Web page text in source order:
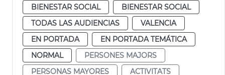
BIENESTAR SOCIAL
BIENESTAR SOCIAL
TODAS LAS AUDIENCIAS
VALENCIA
EN PORTADA
EN PORTADA TEMÁTICA
NORMAL
PERSONES MAJORS
PERSONAS MAYORES
ACTIVITATS